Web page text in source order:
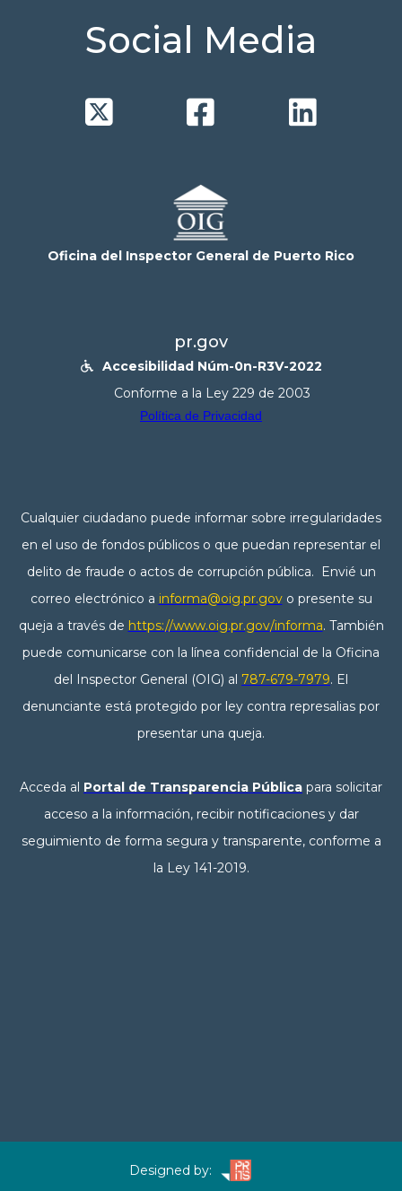
Social Media
  
Oficina del Inspector General de Puerto Rico
pr.gov

Accesibilidad Núm-0n-R3V-2022
Conforme a la Ley 229 de 2003
Política de Privacidad
Cualquier ciudadano puede informar sobre irregularidades
en el uso de fondos públicos o que puedan representar el
delito de fraude o actos de corrupción pública. Envié un
correo electrónico a informa@oig.pr.govo presente su
queja a través de https://www.oig.pr.gov/informa. También
puede comunicarse con la línea confidencial de la Oficina
del Inspector General (OIG) al 787-679-7979. El
denunciante está protegido por ley contra represalias por
presentar una queja.
Acceda al Portal de Transparencia Pública para solicitar
acceso a la información, recibir notificaciones y dar
seguimiento de forma segura y transparente, conforme a
la Ley 141-2019.
Designed by: